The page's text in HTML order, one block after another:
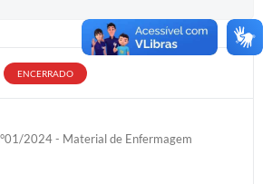
ENCERRADO
2024 - Material de Enfermagem